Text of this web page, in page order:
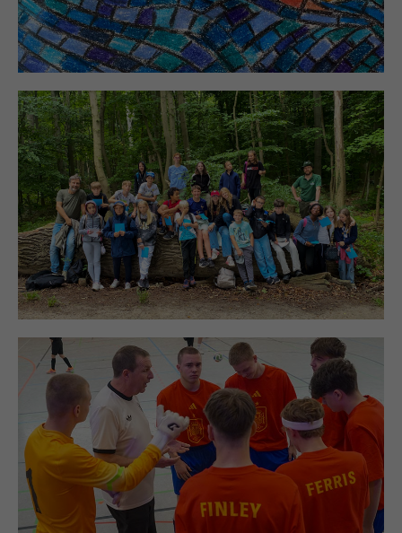
Fussball WM
UNTERRICHT
Romantik
UNTERRICHT
Siebdruck
PROJEKTE